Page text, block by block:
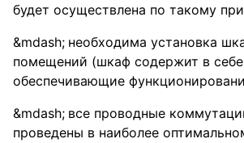
будет осуществлена по такому
необходима установка
помещений (шкаф содержит в
обеспечивающие
все проводные
проведены в наиболее